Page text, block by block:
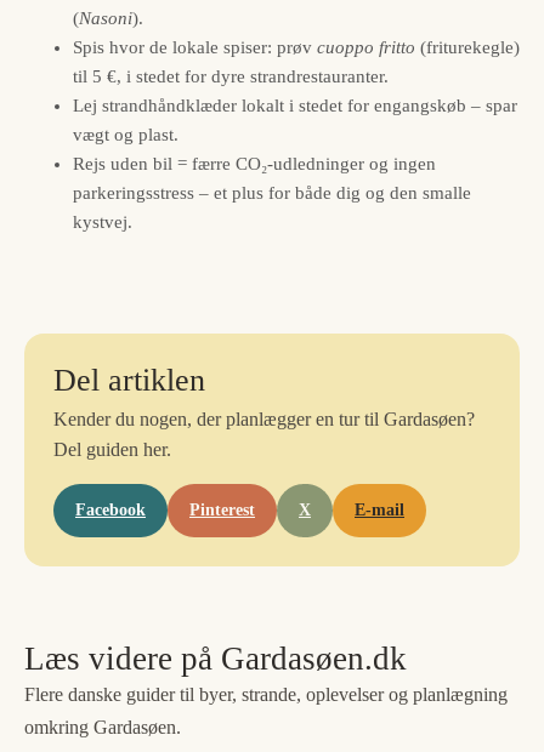
(Nasoni).
Spis hvor de lokale spiser: prøv cuoppo fritto (friturekegle)
til 5 €, i stedet for dyre strandrestauranter.
Lej strandhåndklæder lokalt i stedet for engangskøb – spar
vægt og plast.
Rejs uden bil = færre CO₂-udledninger og ingen
parkeringsstress – et plus for både dig og den smalle
kystvej.
Del artiklen
Kender du nogen, der planlægger en tur til Gardasøen?
Del guiden her.
Facebook Pinterest X E-mail
Læs videre på Gardasøen.dk
Flere danske guider til byer, strande, oplevelser og planlægning
omkring Gardasøen.